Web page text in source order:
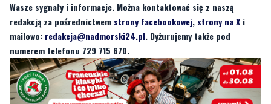
Wasze sygnały i informacje. Można kontaktować się z naszą
redakcją za pośrednictwem strony facebookowej, strony na X i
mailowo: redakcja@nadmorski24.pl. Dyżurujemy także pod
numerem telefonu 729 715 670.